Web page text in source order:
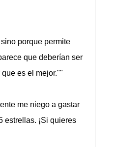
porque permite
que deberían ser
es el mejor.""
me niego a gastar
estrellas. ¡Si quieres